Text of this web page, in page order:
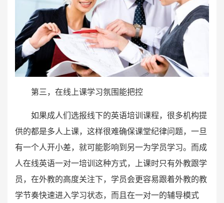
第三，在线上课学习氛围能把控
如果成人们选报线下的英语培训课程，很多机构提
供的都是多人上课，这样很难确保课堂纪律问题，一旦
有一个人开小差，就可能影响到另一为学员学习。而成
人在线英语一对一培训这种方式，上课时只有外教跟学
员，在外教的高度关注下，学员会更容易跟着外教的教
学节奏快速进入学习状态，而且在一对一的辅导模式